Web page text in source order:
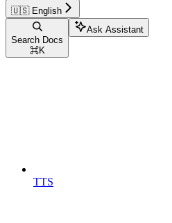
🇺🇸 English
Search Docs
⌘K
Ask Assistant
TTS